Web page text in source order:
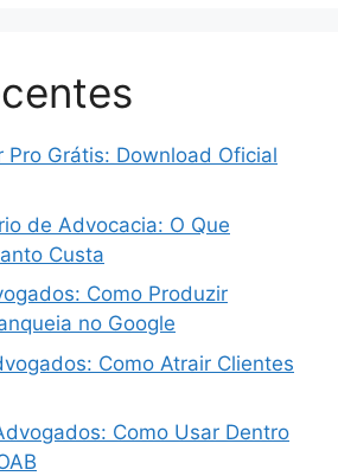
Pro Grátis: Download Oficial
de Advocacia: O Que
Custa
Como Produzir
no Google
Como Atrair Clientes
Como Usar Dentro